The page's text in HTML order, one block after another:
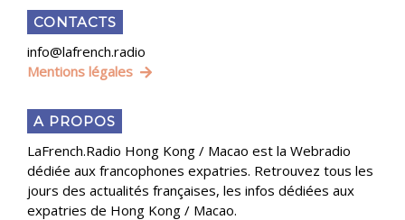
CONTACTS
info@lafrench.radio
Mentions légales
A PROPOS
LaFrench.Radio Hong Kong / Macao est la Webradio
dédiée aux francophones expatries. Retrouvez tous les
jours des actualités françaises, les infos dédiées aux
expatries de Hong Kong / Macao.